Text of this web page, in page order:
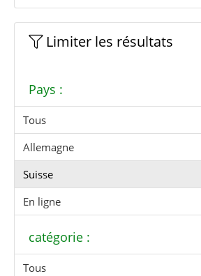
Limiter les résultats
Pays :
Tous
Allemagne
Suisse
En ligne
catégorie :
Tous